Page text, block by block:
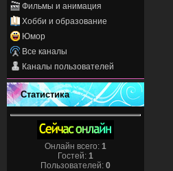
Фильмы и анимация
Хобби и образование
Юмор
Все каналы
Каналы пользователей
Статистика
Онлайн всего: 1
Гостей: 1
Пользователей: 0